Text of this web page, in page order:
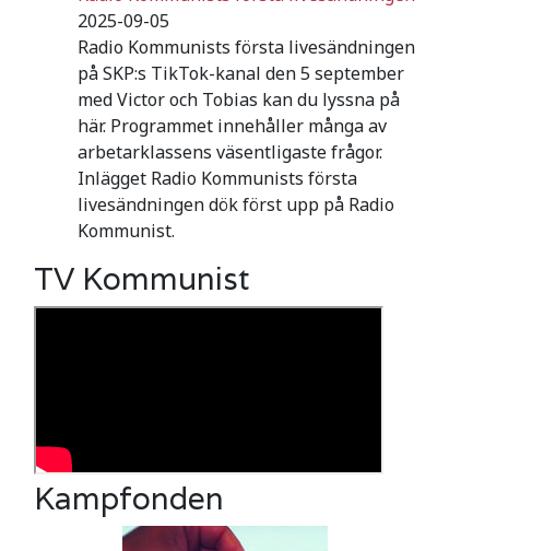
2025-09-05
Radio Kommunists första livesändningen
på SKP:s TikTok-kanal den 5 september
med Victor och Tobias kan du lyssna på
här. Programmet innehåller många av
arbetarklassens väsentligaste frågor.
Inlägget Radio Kommunists första
livesändningen dök först upp på Radio
Kommunist.
TV Kommunist
Kampfonden